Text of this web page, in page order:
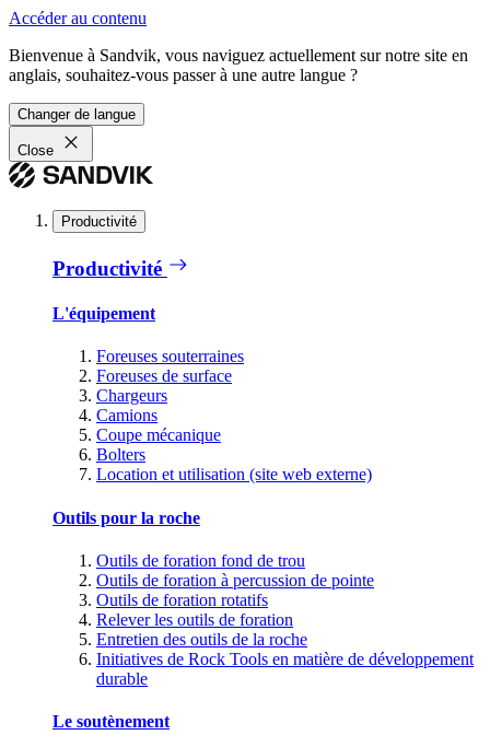
Accéder au contenu
Bienvenue à Sandvik, vous naviguez actuellement sur notre site en
anglais, souhaitez-vous passer à une autre langue ?
Changer de langue
Close
Productivité
Productivité
L'équipement
Foreuses souterraines
Foreuses de surface
Chargeurs
Camions
Coupe mécanique
Bolters
Location et utilisation (site web externe)
Outils pour la roche
Outils de foration fond de trou
Outils de foration à percussion de pointe
Outils de foration rotatifs
Relever les outils de foration
Entretien des outils de la roche
Initiatives de Rock Tools en matière de développement
durable
Le soutènement